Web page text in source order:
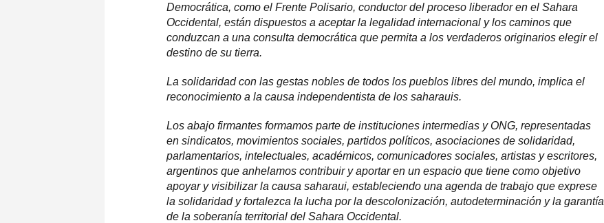
Democrática, como el Frente Polisario, conductor del proceso liberador en el Sahara
Occidental, están dispuestos a aceptar la legalidad internacional y los caminos que
conduzcan a una consulta democrática que permita a los verdaderos originarios elegir el
destino de su tierra.
La solidaridad con las gestas nobles de todos los pueblos libres del mundo, implica el
reconocimiento a la causa independentista de los saharauis.
Los abajo firmantes formamos parte de instituciones intermedias y ONG, representadas
en sindicatos, movimientos sociales, partidos políticos, asociaciones de solidaridad,
parlamentarios, intelectuales, académicos, comunicadores sociales, artistas y escritores,
argentinos que anhelamos contribuir y aportar en un espacio que tiene como objetivo
apoyar y visibilizar la causa saharaui, estableciendo una agenda de trabajo que exprese
la solidaridad y fortalezca la lucha por la descolonización, autodeterminación y la garantía
de la soberanía territorial del Sahara Occidental.